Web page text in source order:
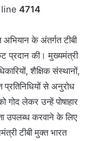
4714
अभियान के अंतर्गत टीबी
प्रदान की। मुख्यमंत्री
शैक्षिक संस्थानों,
से अनुरोध
गोद लेकर उन्हें पोषाहार
उपलब्ध करवाने के लिए
टीबी मुक्त भारत